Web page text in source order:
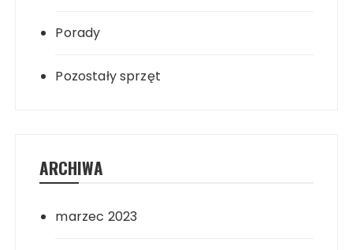
Porady
Pozostały sprzęt
ARCHIWA
marzec 2023